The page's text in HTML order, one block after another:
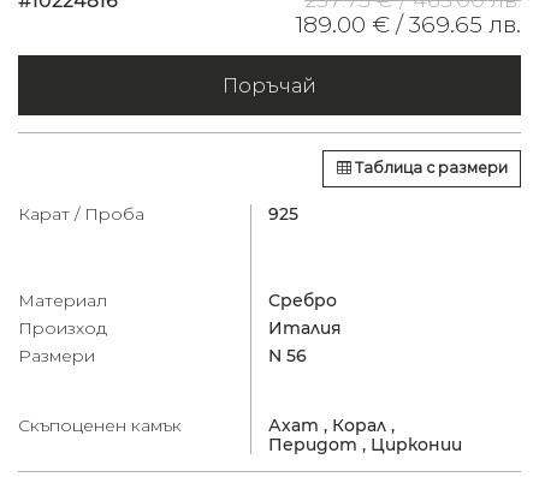
189.00 € /369.65 лв.
Поръчай
Таблица с размери
Карат / Проба 925
Материал
Сребро
Произход
Италия
Размери
N 56
Скъпоценен камък Ахат , Корал ,
Перидот , Цирконии